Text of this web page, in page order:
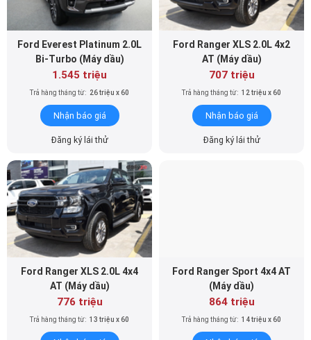
Ford Everest Platinum 2.0L
Bi-Turbo (Máy dầu)
1.545 triệu
Trả hàng tháng từ: 26 triệu x 60
Nhận báo giá
Đăng ký lái thử
Ford Ranger XLS 2.0L 4x2
AT (Máy dầu)
707 triệu
Trả hàng tháng từ: 12 triệu x 60
Nhận báo giá
Đăng ký lái thử
Ford Ranger XLS 2.0L 4x4
AT (Máy dầu)
776 triệu
Trả hàng tháng từ: 13 triệu x 60
Ford Ranger Sport 4x4 AT
(Máy dầu)
864 triệu
Trả hàng tháng từ: 14 triệu x 60